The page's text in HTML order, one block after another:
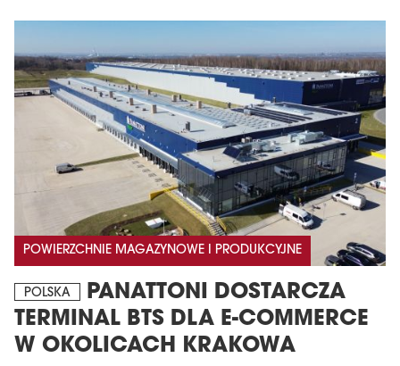
POWIERZCHNIE MAGAZYNOWE I PRODUKCYJNE
POLSKA
PANATTONI DOSTARCZA
TERMINAL BTS DLA E-COMMERCE
W OKOLICACH KRAKOWA